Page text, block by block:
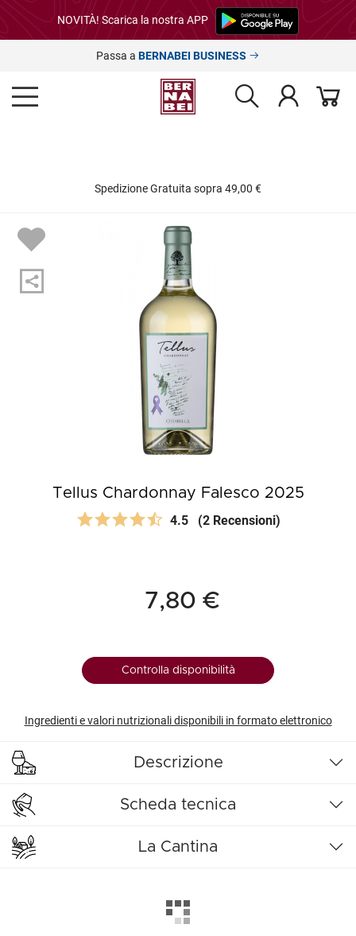
NOVITÀ! Scarica la nostra APP
Passa a BERNABEI BUSINESS
Spedizione Gratuita sopra 49,00 €
Tellus Chardonnay Falesco 2025
4.5 (2 Recensioni)
7,80 €
Controlla disponibilità
Ingredienti e valori nutrizionali disponibili in formato elettronico
Descrizione
Scheda tecnica
La Cantina